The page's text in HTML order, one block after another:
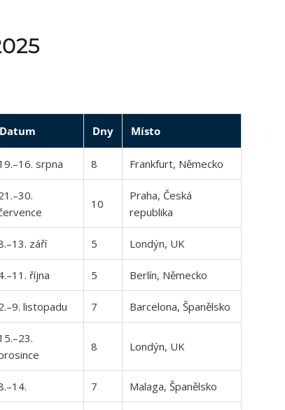
Datum Dny Místo
srpna 8 Frankfurt, Německo
10
Praha, Česká
republika
září 5 Londýn, UK
října 5 Berlín, Německo
listopadu 7 Barcelona, Španělsko
8 Londýn, UK
7 Malaga, Španělsko